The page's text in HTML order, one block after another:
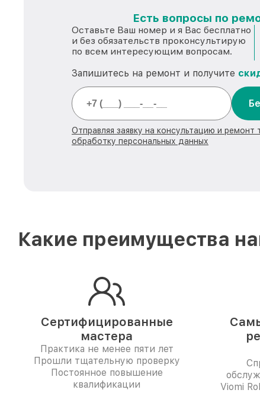
Есть вопросы по
Оставьте Ваш номер и я Вас бесплатно
и без обязательств проконсультирую
по всем интересующим вопросам.
Запишитесь на ремонт и получите
Отправляя заявку на консультацию и ремонт
обработку персональных данных
Какие преимущества
Сертифицированные
мастера
Практика не менее пяти лет
Прошли тщательную проверку
Постоянное повышение
квалификации
Viomi